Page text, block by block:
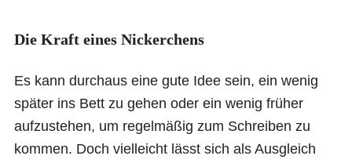
Die Kraft eines Nickerchens
Es kann durchaus eine gute Idee sein, ein wenig
später ins Bett zu gehen oder ein wenig früher
aufzustehen, um regelmäßig zum Schreiben zu
kommen. Doch vielleicht lässt sich als Ausgleich